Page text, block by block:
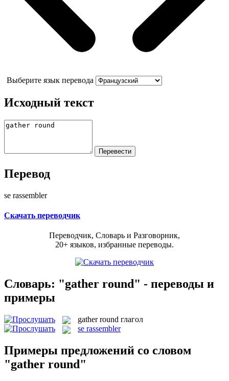
Выберите язык перевода
Исходный текст
Перевод
se rassembler
Скачать переводчик
Переводчик, Словарь и Разговорник,
20+ языков, избранные переводы.
Словарь: "gather round" - переводы и
примеры
gather round глагол
se rassembler
Примеры предложений со словом
"gather round"